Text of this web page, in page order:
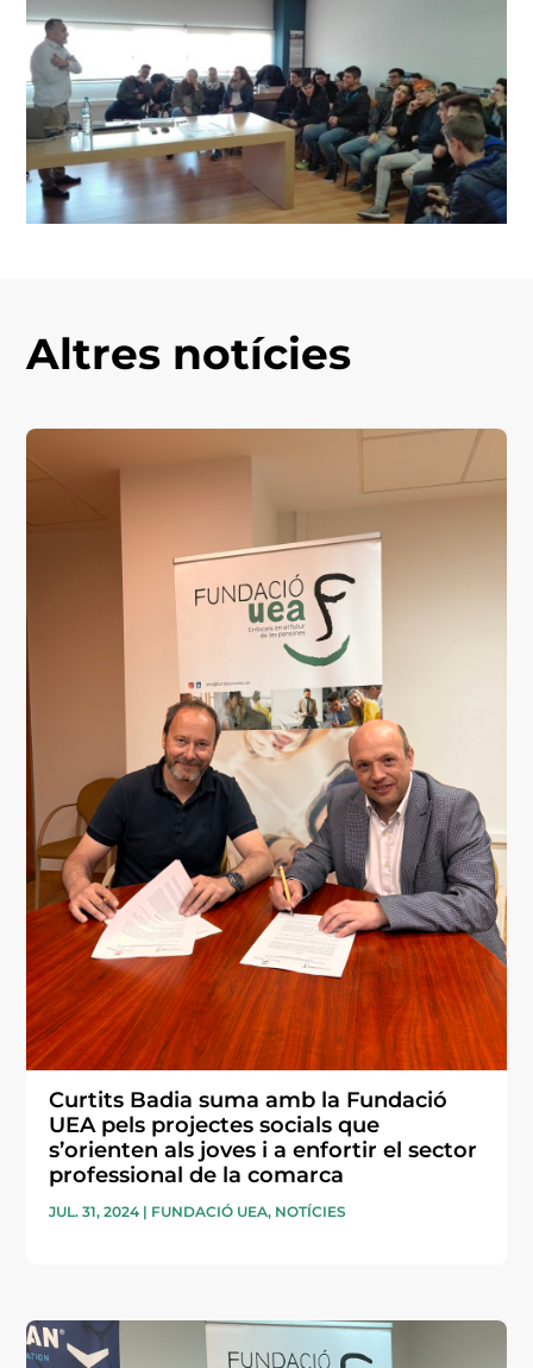
Altres notícies
Curtits Badia suma amb la Fundació
UEA pels projectes socials que
s’orienten als joves i a enfortir el sector
professional de la comarca
JUL. 31, 2024 | FUNDACIÓ UEA, NOTÍCIES